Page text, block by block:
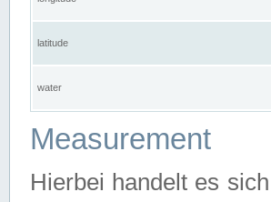
latitude
water
Measurement
Hierbei handelt es